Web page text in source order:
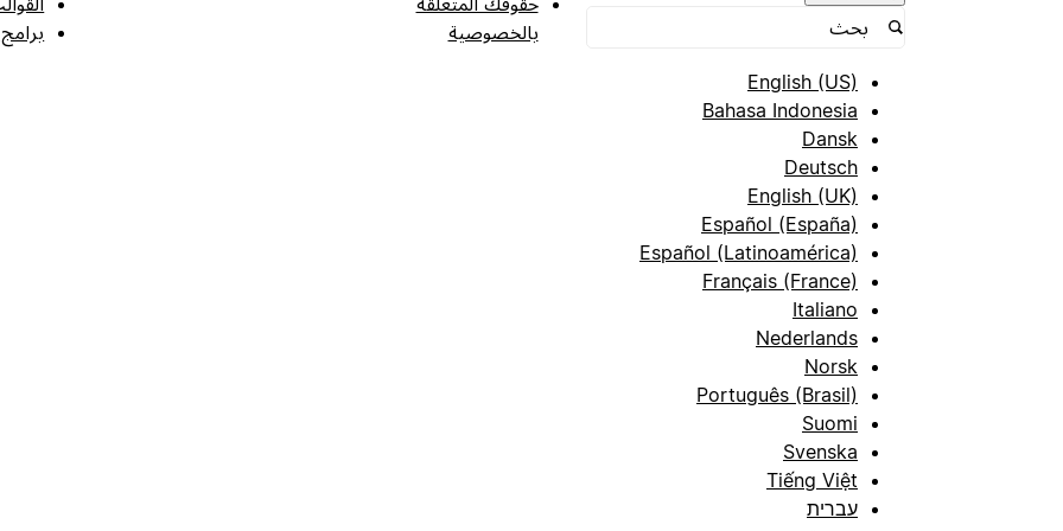
English (US)
Bahasa Indonesia
Dansk
Deutsch
English (UK)
Español (España)
Español (Latinoamérica)
Français (France)
Italiano
Nederlands
Norsk
Português (Brasil)
Suomi
Svenska
Tiếng Việt
עברית
بالخصوصية